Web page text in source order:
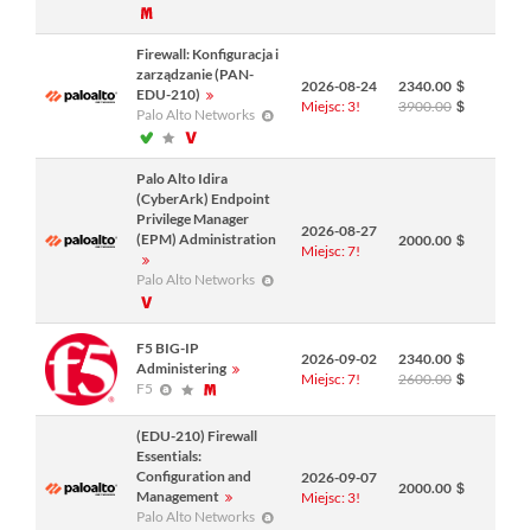
Firewall: Konfiguracja i
zarządzanie (PAN-
EDU-210)
Palo Alto Networks
2026-08-24
Miejsc: 3!
2340.00
3900.00
Palo Alto Idira
(CyberArk) Endpoint
Privilege Manager
(EPM) Administration
Palo Alto Networks
2026-08-27
Miejsc: 7!
2000.00
F5 BIG-IP
Administering
F5
2026-09-02
Miejsc: 7!
2340.00
2600.00
(EDU-210) Firewall
Essentials:
Configuration and
Management
Palo Alto Networks
2026-09-07
Miejsc: 3!
2000.00